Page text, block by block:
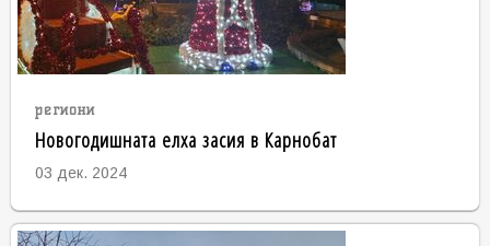
региони
Новогодишната елха засия в Карнобат
03 дек. 2024